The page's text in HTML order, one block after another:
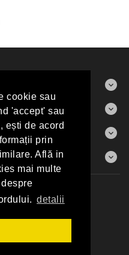
cookie sau
'accept' sau
ești de acord
prin
Află in
mai multe
detalii
Sitului
© 2026